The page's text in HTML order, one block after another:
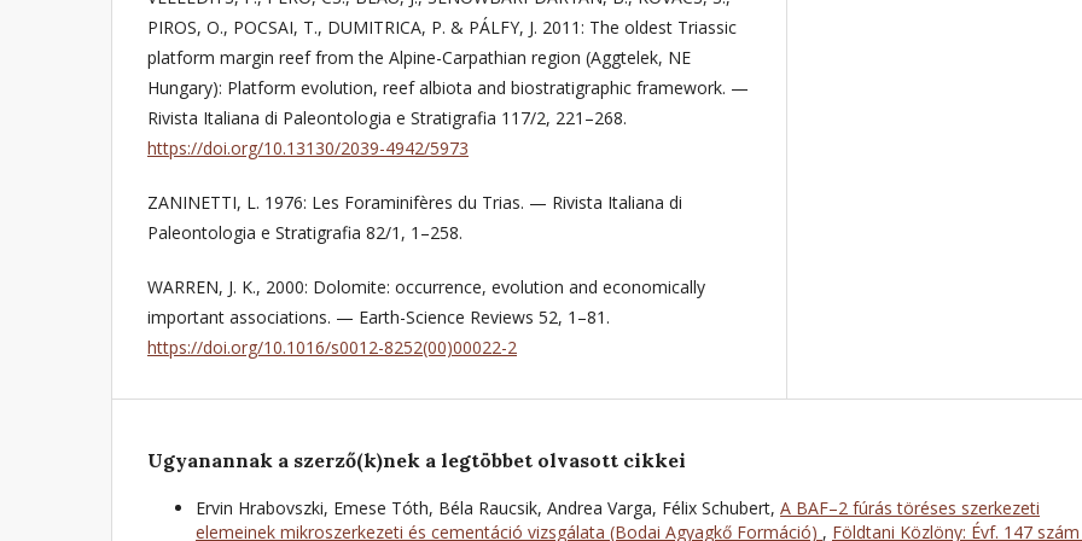
PIROS, O., POCSAI, T., DUMITRICA, P. & PÁLFY, J. 2011: The oldest Triassic
platform margin reef from the Alpine-Carpathian region (Aggtelek, NE
Hungary): Platform evolution, reef albiota and biostratigraphic framework. —
Rivista Italiana di Paleontologia e Stratigrafia 117/2, 221–268.
https://doi.org/10.13130/2039-4942/5973
ZANINETTI, L. 1976: Les Foraminifères du Trias. — Rivista Italiana di
Paleontologia e Stratigrafia 82/1, 1–258.
WARREN, J. K., 2000: Dolomite: occurrence, evolution and economically
important associations. — Earth-Science Reviews 52, 1–81.
https://doi.org/10.1016/s0012-8252(00)00022-2
Ugyanannak a szerző(k)nek a legtöbbet olvasott cikkei
Ervin Hrabovszki, Emese Tóth, Béla Raucsik, Andrea Varga, Félix Schubert, A BAF–2 fúrás töréses szerkezeti
elemeinek mikroszerkezeti és cementáció vizsgálata (Bodai Agyagkő Formáció) , Földtani Közlöny: Évf. 147